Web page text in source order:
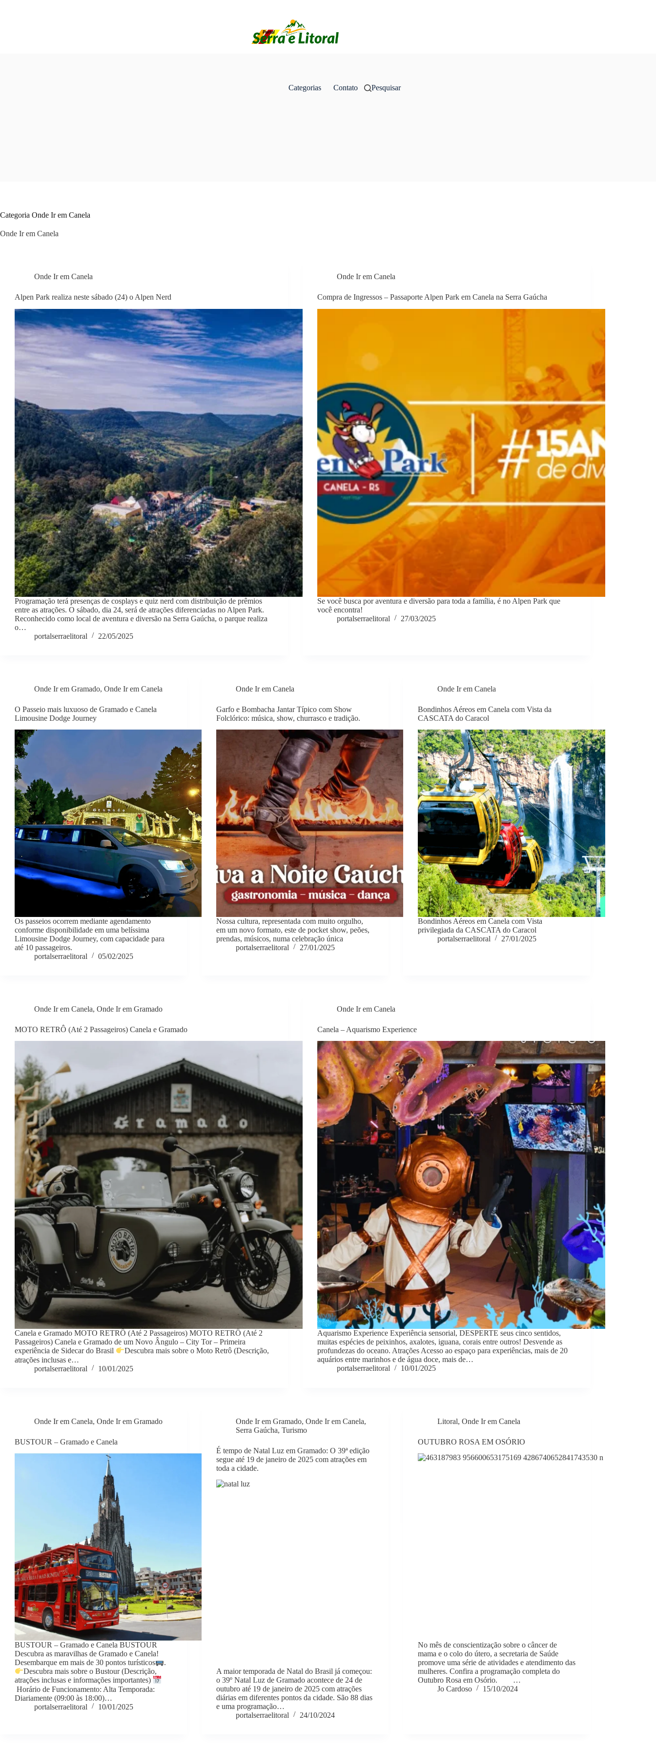
Categorias Contato Pesquisar
Categoria Onde Ir em Canela
Onde Ir em Canela
Onde Ir em Canela
Alpen Park realiza neste sábado (24) o Alpen Nerd
Programação terá presenças de cosplays e quiz nerd com distribuição de prêmios
entre as atrações. O sábado, dia 24, será de atrações diferenciadas no Alpen Park.
Reconhecido como local de aventura e diversão na Serra Gaúcha, o parque realiza
o…
portalserraelitoral
22/05/2025
Onde Ir em Canela
Compra de Ingressos – Passaporte Alpen Park em Canela na Serra Gaúcha
Se você busca por aventura e diversão para toda a família, é no Alpen Park que
você encontra!
portalserraelitoral
27/03/2025
Onde Ir em Gramado, Onde Ir em Canela
O Passeio mais luxuoso de Gramado e Canela
Limousine Dodge Journey
Os passeios ocorrem mediante agendamento
conforme disponibilidade em uma belíssima
Limousine Dodge Journey, com capacidade para
até 10 passageiros.
portalserraelitoral
05/02/2025
Onde Ir em Canela
Garfo e Bombacha Jantar Típico com Show
Folclórico: música, show, churrasco e tradição.
Nossa cultura, representada com muito orgulho,
em um novo formato, este de pocket show, peões,
prendas, músicos, numa celebração única
portalserraelitoral
27/01/2025
Onde Ir em Canela
Bondinhos Aéreos em Canela com Vista da
CASCATA do Caracol
Bondinhos Aéreos em Canela com Vista
privilegiada da CASCATA do Caracol
portalserraelitoral
27/01/2025
Onde Ir em Canela, Onde Ir em Gramado
MOTO RETRÔ (Até 2 Passageiros) Canela e Gramado
Canela e Gramado MOTO RETRÔ (Até 2 Passageiros) MOTO RETRÔ (Até 2
Passageiros) Canela e Gramado de um Novo Ângulo – City Tor – Primeira
experiência de Sidecar do Brasil
Descubra mais sobre o Moto Retrô (Descrição,
atrações inclusas e…
portalserraelitoral
10/01/2025
Onde Ir em Canela
Canela – Aquarismo Experience
Aquarismo Experience Experiência sensorial, DESPERTE seus cinco sentidos,
muitas espécies de peixinhos, axalotes, iguana, corais entre outros! Desvende as
profundezas do oceano. Atrações Acesso ao espaço para experiências, mais de 20
aquários entre marinhos e de água doce, mais de…
portalserraelitoral
10/01/2025
Onde Ir em Canela, Onde Ir em Gramado
BUSTOUR – Gramado e Canela
BUSTOUR – Gramado e Canela BUSTOUR
Descubra as maravilhas de Gramado e Canela!
Desembarque em mais de 30 pontos turísticos
.
Descubra mais sobre o Bustour (Descrição,
atrações inclusas e informações importantes)
Horário de Funcionamento: Alta Temporada:
Diariamente (09:00 às 18:00)…
portalserraelitoral
10/01/2025
Onde Ir em Gramado,Onde Ir em Canela,
Serra Gaúcha,Turismo
É tempo de Natal Luz em Gramado: O 39ª edição
segue até 19 de janeiro de 2025 com atrações em
toda a cidade.
A maior temporada de Natal do Brasil já começou:
o 39º Natal Luz de Gramado acontece de 24 de
outubro até 19 de janeiro de 2025 com atrações
diárias em diferentes pontos da cidade. São 88 dias
e uma programação…
portalserraelitoral
24/10/2024
Litoral,Onde Ir em Canela
OUTUBRO ROSA EM OSÓRIO
No mês de conscientização sobre o câncer de
mama e o colo do útero, a secretaria de Saúde
promove uma série de atividades e atendimento das
mulheres. Confira a programação completa do
Outubro Rosa em Osório. …
Jo Cardoso
15/10/2024